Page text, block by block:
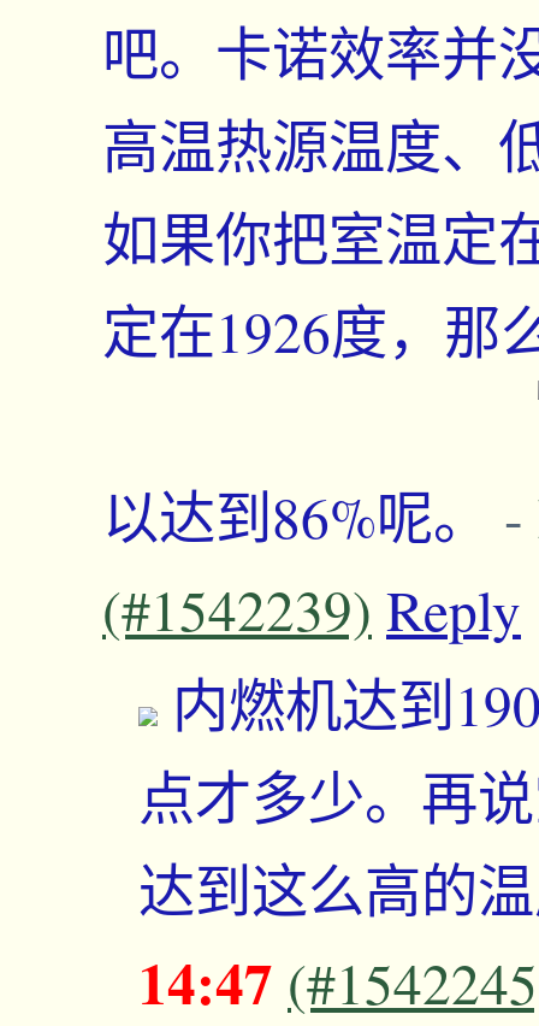
吧。卡诺效率并
高温热源温度、
如果你把室温定
定在1926度，那
以达到86%呢。 -
(#1542239) Reply
内燃机达到
点才多少。再
达到这么高的
14:47